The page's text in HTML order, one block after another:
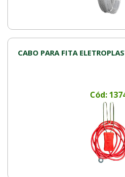
CABO PARA FITA
Cód: